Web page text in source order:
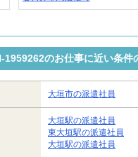
のお仕事に近い条件
大垣市の派遣社員
大垣駅の派遣社員
東大垣駅の派遣社員
大垣駅の派遣社員